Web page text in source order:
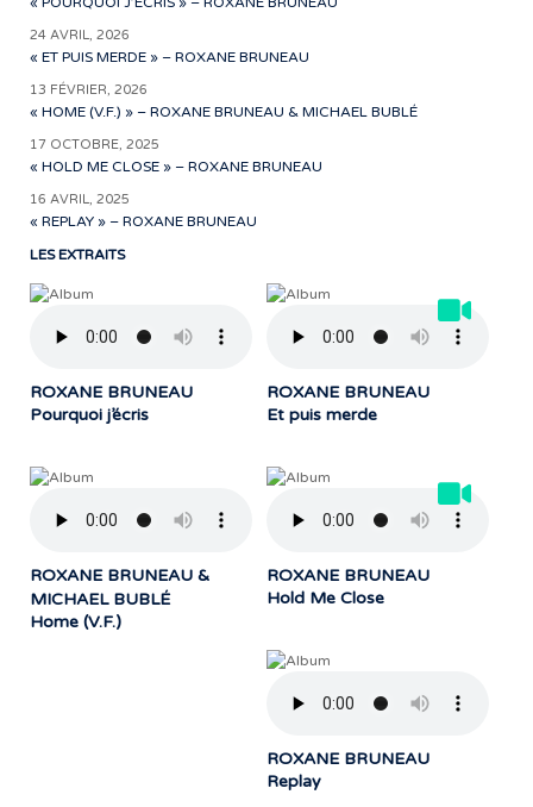
24 AVRIL, 2026
« ET PUIS MERDE » – ROXANE BRUNEAU
13 FÉVRIER, 2026
« HOME (V.F.) » – ROXANE BRUNEAU & MICHAEL BUBLÉ
17 OCTOBRE, 2025
« HOLD ME CLOSE » – ROXANE BRUNEAU
16 AVRIL, 2025
« REPLAY » – ROXANE BRUNEAU
LES EXTRAITS
ROXANE BRUNEAU
Pourquoi j’écris
ROXANE BRUNEAU
Et puis merde
ROXANE BRUNEAU &
MICHAEL BUBLÉ
Home (V.F.)
ROXANE BRUNEAU
Hold Me Close
ROXANE BRUNEAU
Replay